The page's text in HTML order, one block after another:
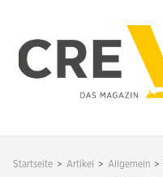
springen
(Enter
Startseite > Artikel > Allgemein >